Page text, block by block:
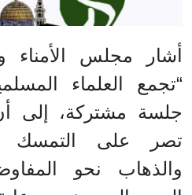
أشار مجلس الأمناء
“تجمع العلماء
جلسة مشتركة، إلى أن
تصر على التمسك
والذهاب نحو